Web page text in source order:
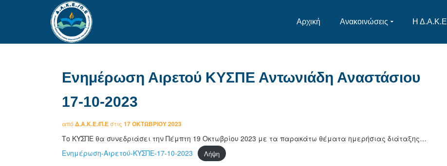
Αρχική Ανακοινώσεις Η Δ.Α.Κ.Ε
Ενημέρωση Αιρετού ΚΥΣΠΕ Αντωνιάδη Αναστάσιου
17-10-2023
από Δ.Α.Κ.Ε./Π.Εστις 17 ΟΚΤΩΒΡΊΟΥ 2023
Το ΚΥΣΠΕ θα συνεδριάσει την Πέμπτη 19 Οκτωβρίου 2023 με τα παρακάτω θέματα ημερήσιας διάταξης…
Ενημέρωση-Αιρετού-ΚΥΣΠΕ-17-10-2023
Λήψη